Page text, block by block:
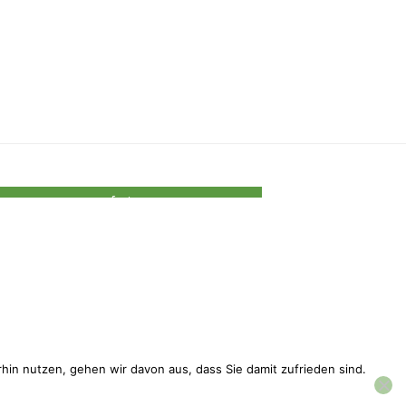
footer
nutzen, gehen wir davon aus, dass Sie damit zufrieden sind.